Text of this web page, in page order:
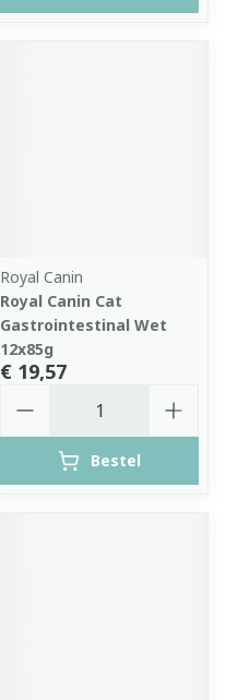
Royal Canin
Royal Canin Cat
Gastrointestinal Wet
12x85g
€ 19,57
Bestel